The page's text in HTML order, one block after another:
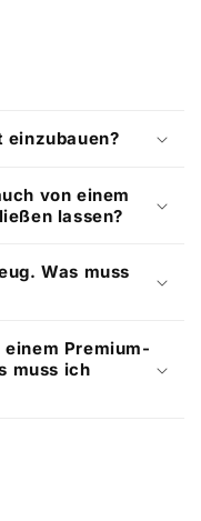
einzubauen?
von einem
lassen?
Was muss
Premium-
muss ich